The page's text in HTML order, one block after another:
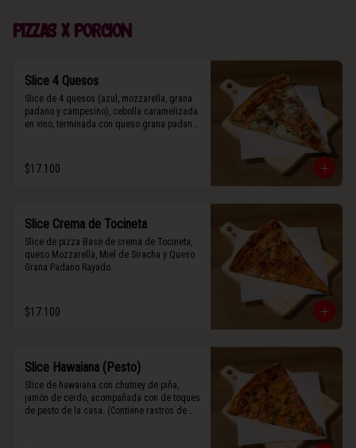
Pizzas x porcion
Slice 4 Quesos
Slice de 4 quesos (azul, mozzarella, grana
padano y campesino), cebolla caramelizada
en vino, terminada con queso grana padano
$17.100
Slice Crema de Tocineta
Slice de pizza Base de crema de Tocineta,
queso Mozzarella, Miel de Siracha y Queso
Grana Padano Rayado.
$17.100
Slice Hawaiana (Pesto)
Slice de hawaiana con chutney de piña,
jamón de cerdo, acompañada con de toques
de pesto de la casa. (Contiene rastros de